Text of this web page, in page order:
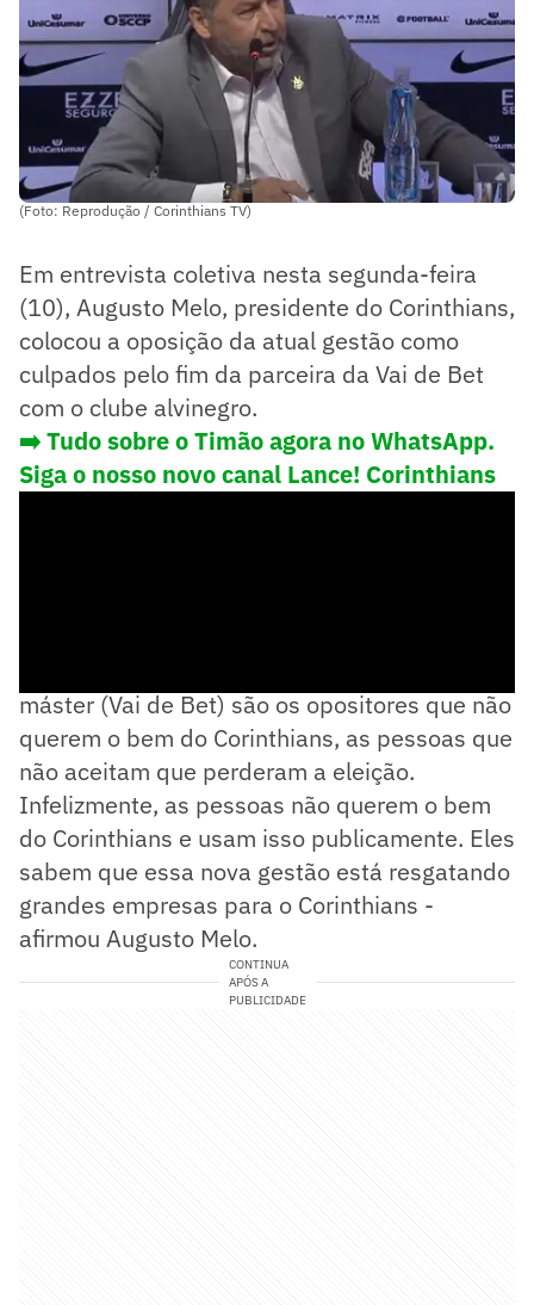
(Foto: Reprodução / Corinthians TV)
Em entrevista coletiva nesta segunda-feira
(10), Augusto Melo, presidente do Corinthians,
colocou a oposição da atual gestão como
culpados pelo fim da parceira da Vai de Bet
com o clube alvinegro.
➡️ Tudo sobre o Timão agora no WhatsApp.
Siga o nosso novo canal Lance! Corinthians
máster (Vai de Bet) são os opositores que não
querem o bem do Corinthians, as pessoas que
não aceitam que perderam a eleição.
Infelizmente, as pessoas não querem o bem
do Corinthians e usam isso publicamente. Eles
sabem que essa nova gestão está resgatando
grandes empresas para o Corinthians -
afirmou Augusto Melo.
CONTINUA
APÓS A
PUBLICIDADE